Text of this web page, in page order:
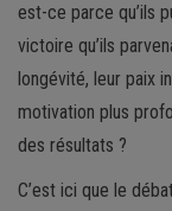
est-ce parce qu’ils
victoire qu’ils
longévité, leur paix
motivation plus
des résultats ?
C’est ici que le